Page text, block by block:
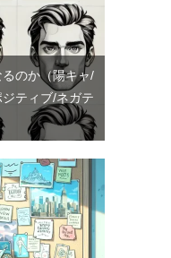
のか（陽キャ/
ティブ/ネガテ